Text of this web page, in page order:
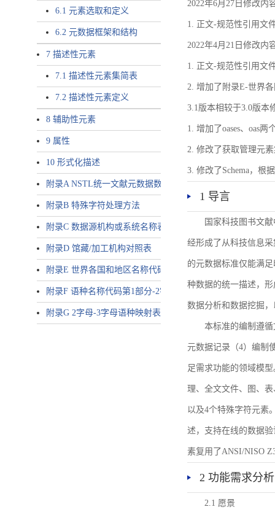
6.1 元素选取和定义
6.2 元数据框架和结构
7 描述性元素
7.1 描述性元素集简表
7.2 描述性元素定义
8 辅助性元素
9 属性
10 形式化描述
附录A NSTL统一文献元数据数据唯一标识符规则
附录B 特殊字符处理方法
附录C 数据源机构或系统名称表
附录D 馆藏/加工机构对照表
附录E 世界各国和地区名称代码-2字母代码（GB/T 2659-
附录F 语种名称代码第1部分-2字母代码（GB/T 4880.1-2005
附录G 2字母-3字母语种映射表
2022年6月27日修改内
1. 正文-规范性引用文
2022年4月21日修改内
1. 正文-规范性引用文
2. 增加了附录E-世界
3.1版本相较于3.0版本
1. 增加了oases、oas
2. 修改了获取管理元
3. 修改了Schema，根
1 导言
国家科技图书文
经形成了从科技信息
的元数据标准仅能满
种数据的统一描述，
数据分析和数据挖掘
本标准的编制遵
元数据记录（4）编制
足需求功能的领域模
理、全文文件、图、
以及4个特殊字符元素
述，支持在线的数据
素复用了ANSI/NISO
2 功能需求分析
2.1 愿景